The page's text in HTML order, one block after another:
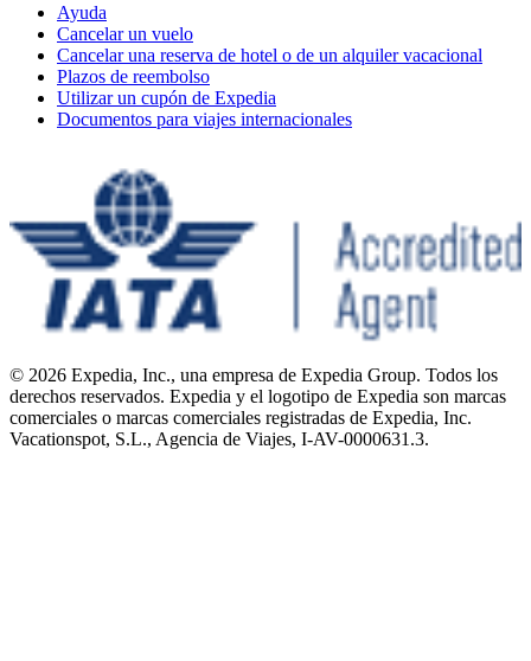
Ayuda
Cancelar un vuelo
Cancelar una reserva de hotel o de un alquiler vacacional
Plazos de reembolso
Utilizar un cupón de Expedia
Documentos para viajes internacionales
© 2026 Expedia, Inc., una empresa de Expedia Group. Todos los
derechos reservados. Expedia y el logotipo de Expedia son marcas
comerciales o marcas comerciales registradas de Expedia, Inc.
Vacationspot, S.L., Agencia de Viajes, I-AV-0000631.3.